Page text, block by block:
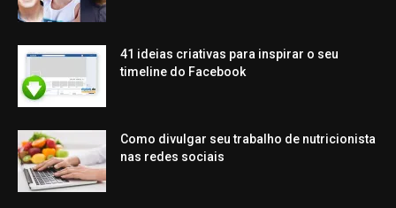
41 ideias criativas para inspirar o seu
timeline do Facebook
Como divulgar seu trabalho de nutricionista
nas redes sociais